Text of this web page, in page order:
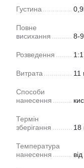
Густина
Повне
висихання
8-
Розведення 1:1
Витрата 11
Способи
нанесення
Термін
зберігання
18
Температура
нанесення